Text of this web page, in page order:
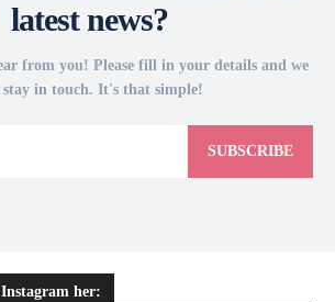
latest news?
from you! Please fill in your details and we
in touch. It's that simple!
SUBSCRIBE
her: